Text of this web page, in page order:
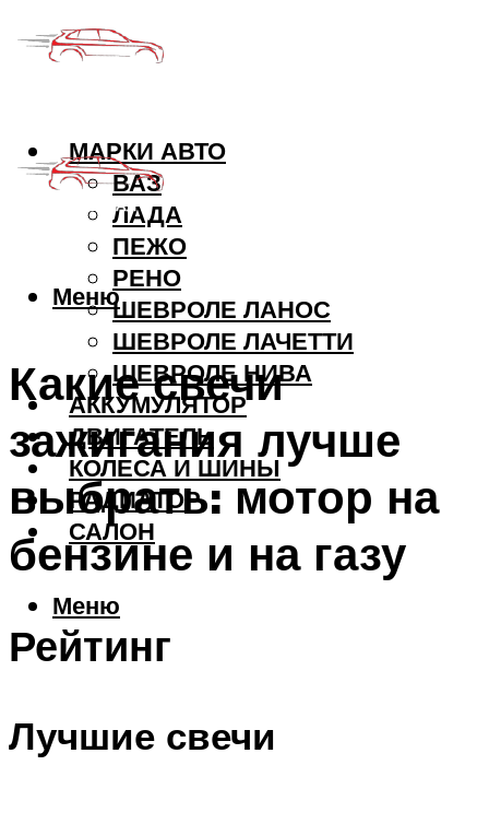
МАРКИ АВТО
ВАЗ
ЛАДА
ПЕЖО
РЕНО
ШЕВРОЛЕ ЛАНОС
ШЕВРОЛЕ ЛАЧЕТТИ
ШЕВРОЛЕ НИВА
АККУМУЛЯТОР
ДВИГАТЕЛЬ
КОЛЕСА И ШИНЫ
РАДИАТОР
САЛОН
Меню
Меню
Какие свечи
зажигания лучше
выбрать: мотор на
бензине и на газу
Рейтинг
Лучшие свечи